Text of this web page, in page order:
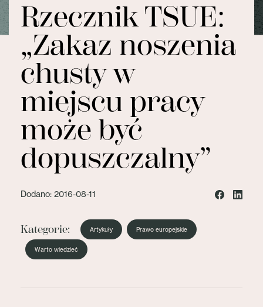
Rzecznik TSUE:
„Zakaz noszenia
chusty w
miejscu pracy
może być
dopuszczalny”
Dodano: 2016-08-11
Kategorie: Artykuły Prawo europejskie
Warto wiedzieć